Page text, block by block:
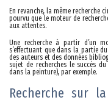
En revanche, la même
pourvu que le moteur de
aux attentes.
Une recherche à partir d’un
s’effectuant que dans la partie
des auteurs et des données
sujet de recherches le succès
dans la peinture), par exemple.
Recherche sur